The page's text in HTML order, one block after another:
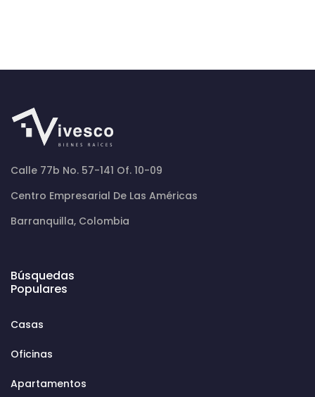
Calle 77b No. 57-141 Of. 10-09
Centro Empresarial De Las Américas
Barranquilla, Colombia
Búsquedas
Populares
Casas
Oficinas
Apartamentos